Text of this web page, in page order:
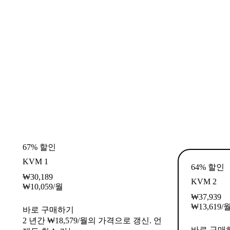
67% 할인
KVM 1
₩30,189
₩10,059/월
바로 구매하기
2 년간 ₩18,579/월의 가격으로 갱신. 언
64% 할인
KVM 2
₩37,939
₩13,619/